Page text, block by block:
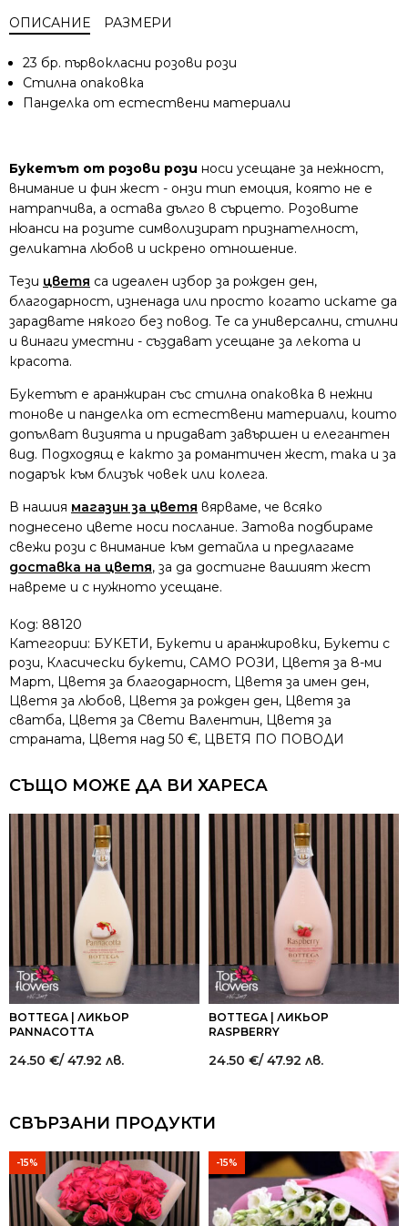
ОПИСАНИЕ РАЗМЕРИ
23 бр. първокласни розови рози
Стилна опаковка
Панделка от естествени материали
Букетът от розови рози носи усещане за нежност,
внимание и фин жест - онзи тип емоция, която не е
натрапчива, а остава дълго в сърцето. Розовите
нюанси на розите символизират признателност,
деликатна любов и искрено отношение.
Тези цветя са идеален избор за рожден ден,
благодарност, изненада или просто когато искате да
зарадвате някого без повод. Те са универсални, стилни
и винаги уместни - създават усещане за лекота и
красота.
Букетът е аранжиран със стилна опаковка в нежни
тонове и панделка от естествени материали, които
допълват визията и придават завършен и елегантен
вид. Подходящ е както за романтичен жест, така и за
подарък към близък човек или колега.
В нашия магазин за цветя вярваме, че всяко
поднесено цвете носи послание. Затова подбираме
свежи рози с внимание към детайла и предлагаме
доставка на цветя, за да достигне вашият жест
навреме и с нужното усещане.
Код: 88120
Категории: БУКЕТИ, Букети и аранжировки, Букети с
рози, Класически букети, САМО РОЗИ, Цветя за 8-ми
Март, Цветя за благодарност, Цветя за имен ден,
Цветя за любов, Цветя за рожден ден, Цветя за
сватба, Цветя за Свети Валентин, Цветя за
страната, Цветя над 50 €, ЦВЕТЯ ПО ПОВОДИ
СЪЩО МОЖЕ ДА ВИ ХАРЕСА
BOTTEGA | ЛИКЬОР
PANNACOTTA
24.50 €/ 47.92 лв.
BOTTEGA | ЛИКЬОР
RASPBERRY
24.50 €/ 47.92 лв.
СВЪРЗАНИ ПРОДУКТИ
-15% -15%